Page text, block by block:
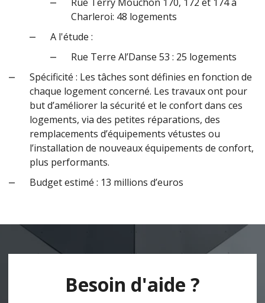
Charleroi: 48 logements
A l'étude :
Rue Terre Al’Danse 53 : 25 logements
Spécificité : Les tâches sont définies en fonction de
chaque logement concerné. Les travaux ont pour
but d’améliorer la sécurité et le confort dans ces
logements, via des petites réparations, des
remplacements d’équipements vétustes ou
l’installation de nouveaux équipements de confort,
plus performants.
Budget estimé : 13 millions d’euros
Besoin d'aide ?